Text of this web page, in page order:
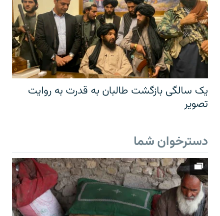
یک سالگی بازگشت طالبان به قدرت به روایت
تصویر
دسترخوان شما